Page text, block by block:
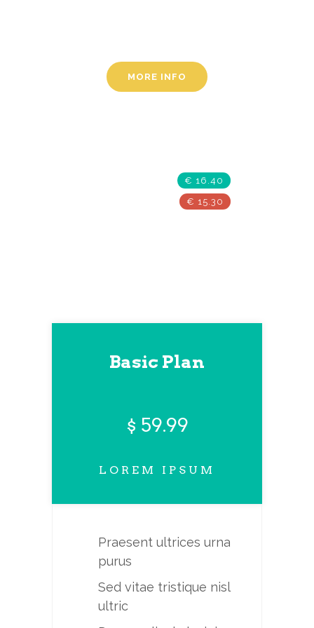
MORE INFO
€ 16.40
€ 15.30
Basic Plan
$ 59.99
LOREM IPSUM
Praesent ultrices urna
purus
Sed vitae tristique nisl
ultric